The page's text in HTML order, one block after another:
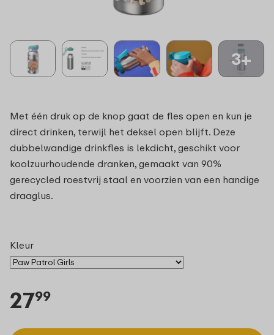
3+
Met één druk op de knop gaat de fles open en kun je
direct drinken, terwijl het deksel open blijft. Deze
dubbelwandige drinkfles is lekdicht, geschikt voor
koolzuurhoudende dranken, gemaakt van 90%
gerecycled roestvrij staal en voorzien van een handige
draaglus.
Kleur
2799